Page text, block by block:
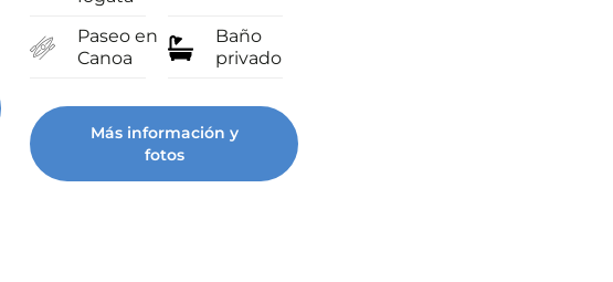
Paseo en
Canoa
Baño
privado
Más información y
fotos